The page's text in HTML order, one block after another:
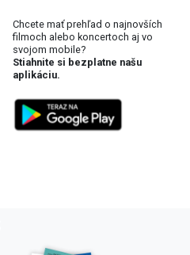
Chcete mať prehľad o najnovších
filmoch alebo koncertoch aj vo
svojom mobile?
Stiahnite si bezplatne našu
aplikáciu.